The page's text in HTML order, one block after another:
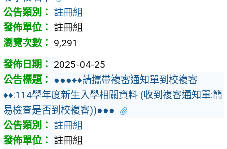
註冊組
註冊組
9,291
2025-04-25
●●●♦♦請攜帶複審通知單到校複審
♦♦:114學年度新生入學相關資料 (收到複審通知單:簡
易檢查是否到校複審))●●●
註冊組
註冊組